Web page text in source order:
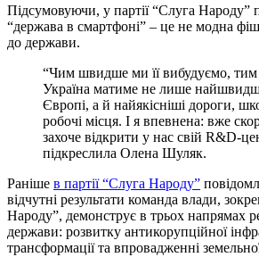
Підсумовуючи, у партії “Слуга Народу”
“держава в смартфоні” – це не модна
до держави.
“Чим швидше ми її вибудуємо,
Україна матиме не лише
Європі, а й найякісніші дороги,
робочі місця. І я впевнена: вже
захоче відкрити у нас свій R&D-
підкреслила Олена Шуляк.
Раніше в партії “Слуга Народу”
відчутні результати команда влади,
Народу”, демонструє в трьох напрямах
держави: розвитку антикорупційної
трансформації та впровадженні